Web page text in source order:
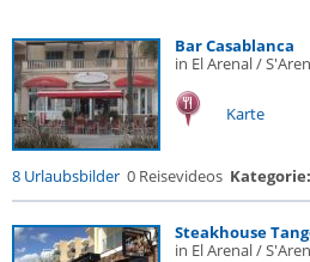
Bar Casablanca
in El Arenal /
Karte
8 Urlaubsbilder 0 Reisevideos Kategorie:
Steakhouse
in El Arenal /